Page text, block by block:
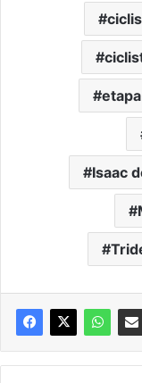
Isaac